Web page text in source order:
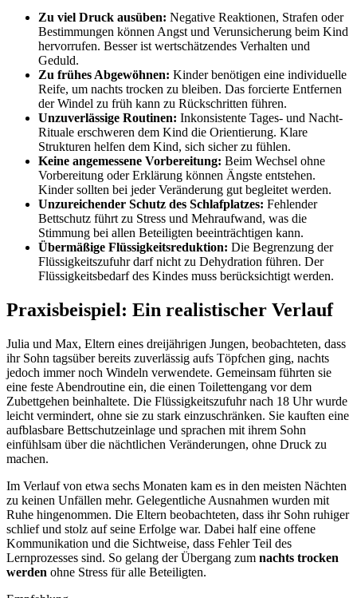
Zu viel Druck ausüben: Negative Reaktionen, Strafen oder
Bestimmungen können Angst und Verunsicherung beim Kind
hervorrufen. Besser ist wertschätzendes Verhalten und
Geduld.
Zu frühes Abgewöhnen: Kinder benötigen eine individuelle
Reife, um nachts trocken zu bleiben. Das forcierte Entfernen
der Windel zu früh kann zu Rückschritten führen.
Unzuverlässige Routinen: Inkonsistente Tages- und Nacht-
Rituale erschweren dem Kind die Orientierung. Klare
Strukturen helfen dem Kind, sich sicher zu fühlen.
Keine angemessene Vorbereitung: Beim Wechsel ohne
Vorbereitung oder Erklärung können Ängste entstehen.
Kinder sollten bei jeder Veränderung gut begleitet werden.
Unzureichender Schutz des Schlafplatzes: Fehlender
Bettschutz führt zu Stress und Mehraufwand, was die
Stimmung bei allen Beteiligten beeinträchtigen kann.
Übermäßige Flüssigkeitsreduktion: Die Begrenzung der
Flüssigkeitszufuhr darf nicht zu Dehydration führen. Der
Flüssigkeitsbedarf des Kindes muss berücksichtigt werden.
Praxisbeispiel: Ein realistischer Verlauf
Julia und Max, Eltern eines dreijährigen Jungen, beobachteten, dass
ihr Sohn tagsüber bereits zuverlässig aufs Töpfchen ging, nachts
jedoch immer noch Windeln verwendete. Gemeinsam führten sie
eine feste Abendroutine ein, die einen Toilettengang vor dem
Zubettgehen beinhaltete. Die Flüssigkeitszufuhr nach 18 Uhr wurde
leicht vermindert, ohne sie zu stark einzuschränken. Sie kauften eine
aufblasbare Bettschutzeinlage und sprachen mit ihrem Sohn
einfühlsam über die nächtlichen Veränderungen, ohne Druck zu
machen.
Im Verlauf von etwa sechs Monaten kam es in den meisten Nächten
zu keinen Unfällen mehr. Gelegentliche Ausnahmen wurden mit
Ruhe hingenommen. Die Eltern beobachteten, dass ihr Sohn ruhiger
schlief und stolz auf seine Erfolge war. Dabei half eine offene
Kommunikation und die Sichtweise, dass Fehler Teil des
Lernprozesses sind. So gelang der Übergang zum nachts trocken
werden ohne Stress für alle Beteiligten.